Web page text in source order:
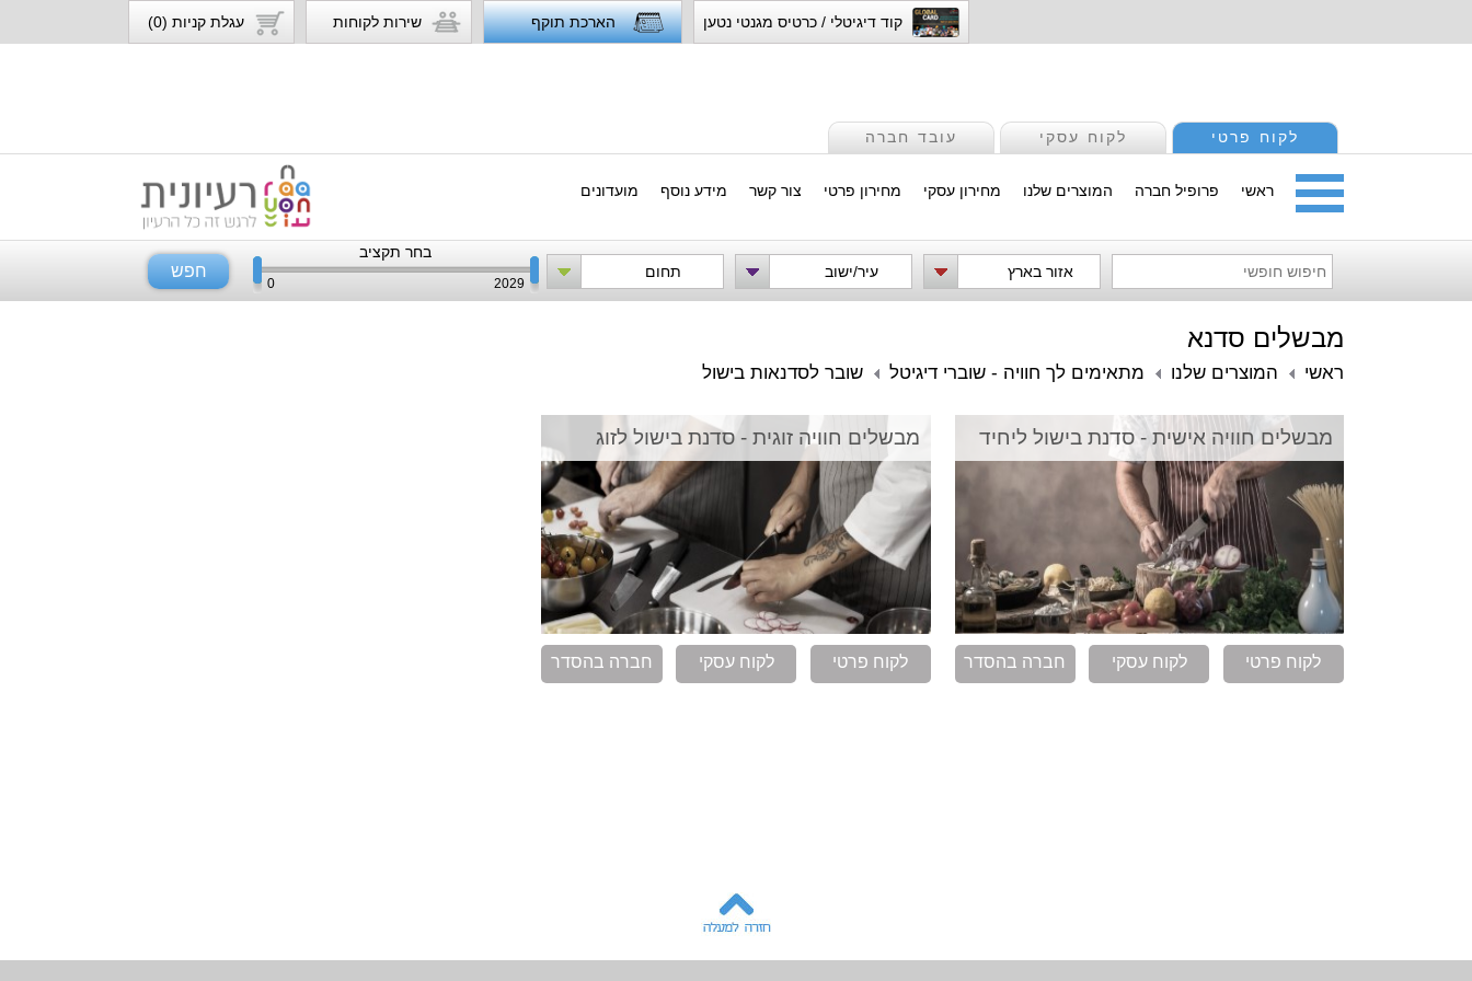
קוד דיגיטלי / כרטיס מגנטי נטען הארכת תוקף שירות לקוחות עגלת קניות (0)
לקוח פרטי לקוח עסקי עובד חברה
ראשי פרופיל חברה המוצרים שלנו מחירון עסקי מחירון פרטי צור קשר מידע נוסף מועדונים
אזור בארץ עיר/ישוב תחום
בחר תקציב
0 2029
חפש
מבשלים סדנא
ראשי המוצרים שלנו מתאימים לך חוויה - שוברי דיגיטל שובר לסדנאות בישול
מבשלים חוויה אישית - סדנת בישול ליחיד
לקוח פרטי לקוח עסקי חברה בהסדר
מבשלים חוויה זוגית - סדנת בישול לזוג
לקוח פרטי לקוח עסקי חברה בהסדר